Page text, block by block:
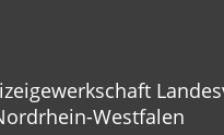
Westfalen